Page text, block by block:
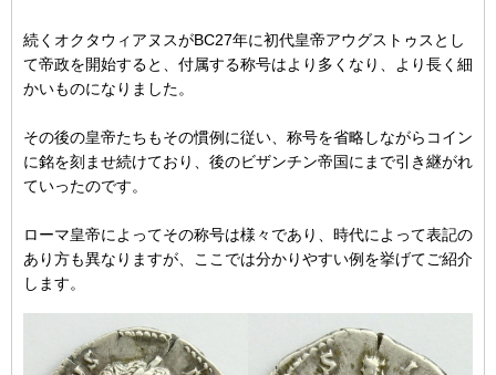
続くオクタウィアヌスがBC27年に初代皇帝アウグストゥスとし
て帝政を開始すると、付属する称号はより多くなり、より長く細
かいものになりました。
その後の皇帝たちもその慣例に従い、称号を省略しながらコイン
に銘を刻ませ続けており、後のビザンチン帝国にまで引き継がれ
ていったのです。
ローマ皇帝によってその称号は様々であり、時代によって表記の
あり方も異なりますが、ここでは分かりやすい例を挙げてご紹介
します。